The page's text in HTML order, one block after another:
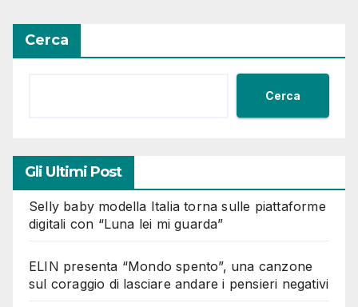
Cerca
Cerca
Gli Ultimi Post
Selly baby modella Italia torna sulle piattaforme
digitali con “Luna lei mi guarda”
ELIN presenta “Mondo spento”, una canzone
sul coraggio di lasciare andare i pensieri negativi